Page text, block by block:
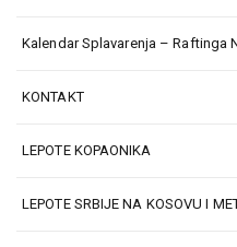
Kalendar Splavarenja – Raftinga
KONTAKT
LEPOTE KOPAONIKA
LEPOTE SRBIJE NA KOSOVU I